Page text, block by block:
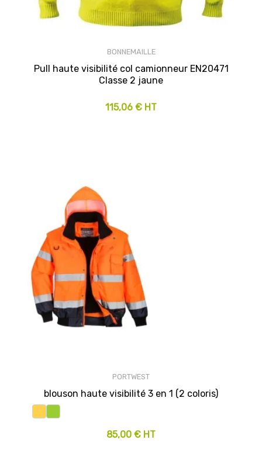
BONNEMAILLE
Pull haute visibilité col camionneur EN20471
Classe 2 jaune
115,06 € HT
PORTWEST
blouson haute visibilité 3 en 1 (2 coloris)
85,00 € HT